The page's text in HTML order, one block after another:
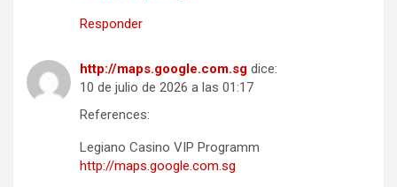
Responder
http://maps.google.com.sg dice:
10 de julio de 2026 a las 01:17
References:
Legiano Casino VIP Programm
http://maps.google.com.sg